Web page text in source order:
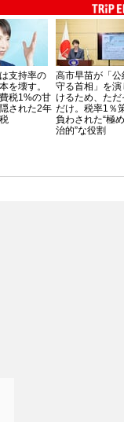
支持率の
を壊す。
税1%の甘
された2年
高市早苗が「公
守る首相」を演
けるため、ただ
だけ。税率1％
負わされた“極
治的”な役割